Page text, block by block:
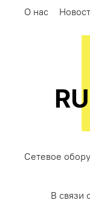
О нас
Сетевое
В связи